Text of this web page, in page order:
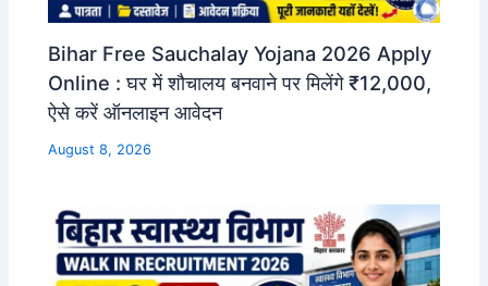
Bihar Free Sauchalay Yojana 2026 Apply
Online : घर में शौचालय बनवाने पर मिलेंगे ₹12,000,
ऐसे करें ऑनलाइन आवेदन
August 8, 2026